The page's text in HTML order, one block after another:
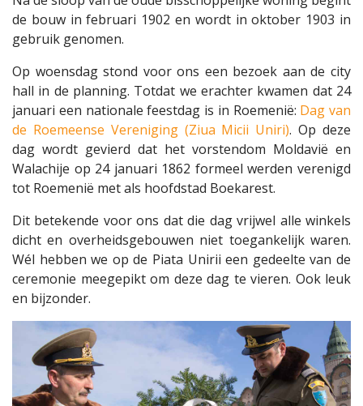
de bouw in februari 1902 en wordt in oktober 1903 in
gebruik genomen.
Op woensdag stond voor ons een bezoek aan de city
hall in de planning. Totdat we erachter kwamen dat 24
januari een nationale feestdag is in Roemenië: Dag van
de Roemeense Vereniging (Ziua Micii Uniri). Op deze
dag wordt gevierd dat het vorstendom Moldavië en
Walachije op 24 januari 1862 formeel werden verenigd
tot Roemenië met als hoofdstad Boekarest.
Dit betekende voor ons dat die dag vrijwel alle winkels
dicht en overheidsgebouwen niet toegankelijk waren.
Wél hebben we op de Piata Unirii een gedeelte van de
ceremonie meegepikt om deze dag te vieren. Ook leuk
en bijzonder.